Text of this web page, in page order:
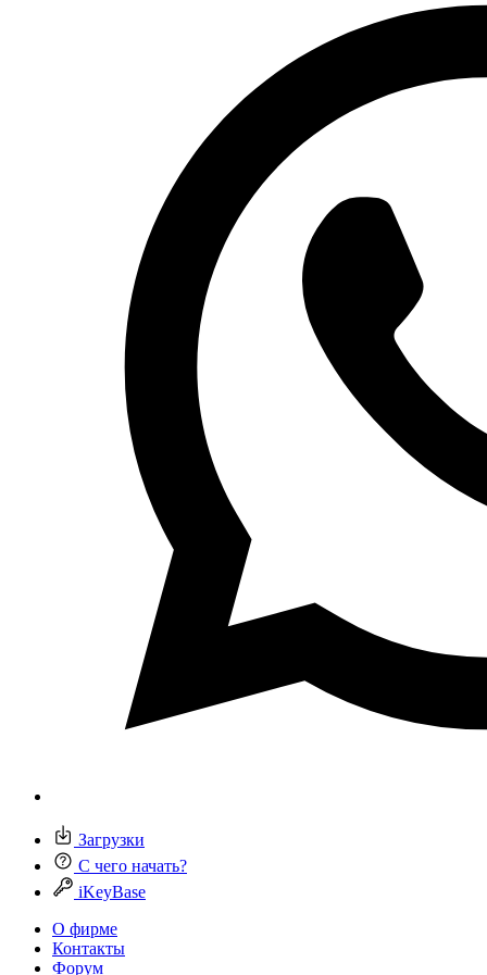
Загрузки
С чего начать?
iKeyBase
О фирме
Контакты
Форум